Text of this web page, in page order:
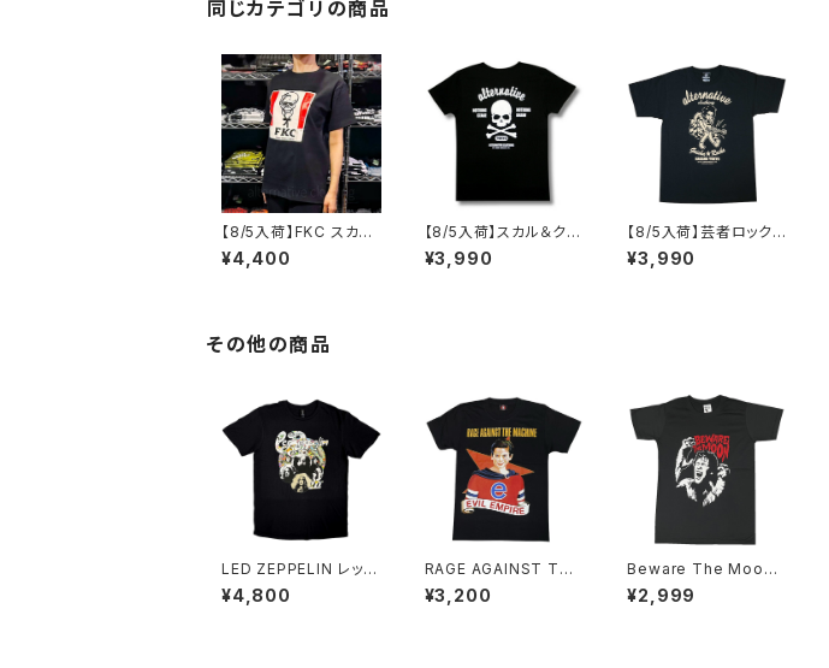
ー JW-04
同じカテゴリの商品
【8/5入荷】FKC スカル
おじさん Tシャツ おも
しろ パロディ プレゼン
クリスマス ロックTシャ
ツ バンドTシャツ 黒 ブ
¥4,400
【8/5入荷】スカル＆クロ
スボーン Tシャツ NOT
HING STAKE NOTHI
¥3,990
【8/5入荷】芸者ロックス
GEISHA ROCKS 階Ｇ
子&オルタナティヴ・コラ
¥3,990
その他の商品
LED ZEPPELIN レッ
ド・ツェッペリン LED Z
EPPELIN Tシャツ メン
¥4,800
RAGE AGAINST THE
MACHINE EVIL EMPI
RE レイジ・アゲインス
¥3,200
Beware The Moon
映画 ムービー メンズ
半袖 lctr チャコール W
¥2,999